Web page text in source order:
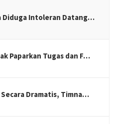
Diduga Intoleran Datang…
Paparkan Tugas dan F…
Dramatis, Timna…